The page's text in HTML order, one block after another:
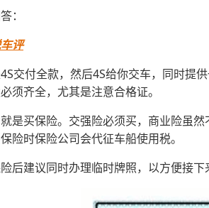
：
评
交付全款，然后4S给你交车，同时提
须齐全，尤其是注意合格证。
是买保险。交强险必须买，商业险虽
险时保险公司会代征车船使用税。
后建议同时办理临时牌照，以方便接下